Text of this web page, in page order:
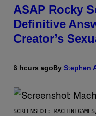
ASAP Rocky
Definitive
Creator’s
6 hours agoBy Stephen
SCREENSHOT: